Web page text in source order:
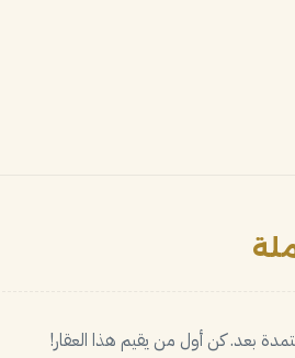
بعد. كن أول من يقيم هذا العقار!